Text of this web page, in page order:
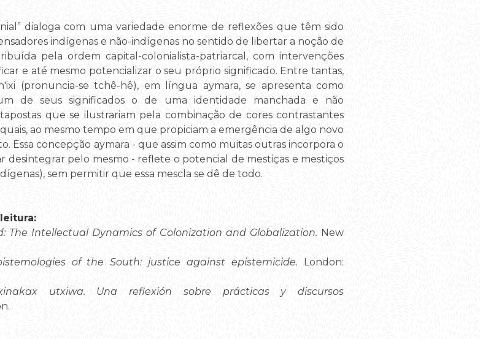
dialoga com uma variedade enorme de reflexões que têm sido
indígenas e não-indígenas no sentido de libertar a noção de
pela ordem capital-colonialista-patriarcal, com intervenções
e até mesmo potencializar o seu próprio significado. Entre tantas,
(pronuncia-se tchê-hê), em língua aymara, se apresenta como
de seus significados o de uma identidade manchada e não
que se ilustrariam pela combinação de cores contrastantes
ao mesmo tempo em que propiciam a emergência de algo novo
Essa concepção aymara - que assim como muitas outras incorpora o
desintegrar pelo mesmo - reflete o potencial de mestiças e mestiços
sem permitir que essa mescla se dê de todo.
The Intellectual Dynamics of Colonization and Globalization. New
of the South: justice against epistemicide. London:
utxiwa. Una reflexión sobre prácticas y discursos